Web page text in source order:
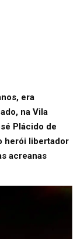
era
na Vila
Plácido de
herói libertador
acreanas